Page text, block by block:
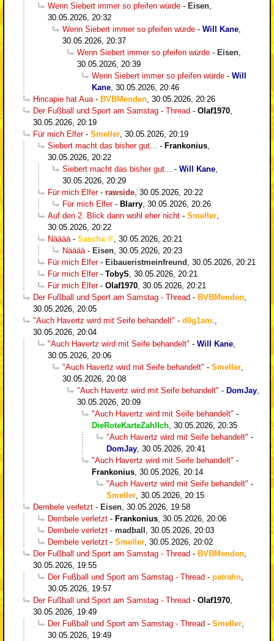
Wenn Siebert immer so pfeifen würde - Eisen
30.05.2026, 20:32
Wenn Siebert immer so pfeifen würde - Will Kane
30.05.2026, 20:37
Wenn Siebert immer so pfeifen würde - Eisen
30.05.2026, 20:39
Wenn Siebert immer so pfeifen würde - Will
Kane 30.05.2026, 20:46
Hincapie hat Aua - BVBMenden 30.05.2026, 20:26
Der Fußball und Sport am Samstag - Thread - Olaf1970
30.05.2026, 20:19
Für mich Elfer- Smeller 30.05.2026, 20:19
Siebert macht das bisher gut...
- Frankonius
30.05.2026, 20:22
Siebert macht das bisher gut...
- Will Kane
30.05.2026, 20:29
Für mich Elfer- rawside 30.05.2026, 20:22
Für mich Elfer- Blarry 30.05.2026, 20:26
Auf den 2. Blick dann wohl eher nicht - Smeller
30.05.2026, 20:22
Nääää - Sascha
30.05.2026, 20:21
Nääää - Eisen 30.05.2026, 20:23
Für mich Elfer- Eibaueristmeinfreund
30.05.2026, 20:21
Für mich Elfer- TobyS 30.05.2026, 20:21
Für mich Elfer- Olaf1970 30.05.2026, 20:21
Der Fußball und Sport am Samstag - Thread - BVBMenden
30.05.2026, 20:05
"Auch Havertz wird mit Seife behandelt" - d0g1am.
30.05.2026, 20:04
"Auch Havertz wird mit Seife behandelt" - Will Kane
30.05.2026, 20:06
"Auch Havertz wird mit Seife behandelt" - Smeller
30.05.2026, 20:08
"Auch Havertz wird mit Seife behandelt" - DomJay
30.05.2026, 20:09
"Auch Havertz wird mit Seife behandelt" -
DieRoteKarteZahlIch 30.05.2026, 20:35
"Auch Havertz wird mit Seife behandelt" -
DomJay 30.05.2026, 20:41
"Auch Havertz wird mit Seife behandelt" -
Frankonius 30.05.2026, 20:14
"Auch Havertz wird mit Seife behandelt" -
Smeller 30.05.2026, 20:15
Dembele verletzt - Eisen 30.05.2026, 19:58
Dembele verletzt - Frankonius 30.05.2026, 20:06
Dembele verletzt - madball
30.05.2026, 20:03
Dembele verletzt - Smeller 30.05.2026, 20:02
Der Fußball und Sport am Samstag - Thread - BVBMenden
30.05.2026, 19:55
Der Fußball und Sport am Samstag - Thread - patrahn
30.05.2026, 19:57
Der Fußball und Sport am Samstag - Thread - Olaf1970
30.05.2026, 19:49
Der Fußball und Sport am Samstag - Thread - Smeller
30.05.2026, 19:49